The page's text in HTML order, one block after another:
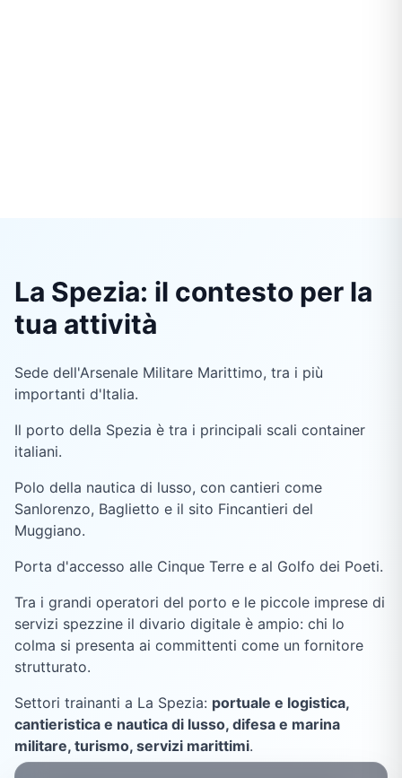
La Spezia: il contesto per la
tua attività
Sede dell'Arsenale Militare Marittimo, tra i più
importanti d'Italia.
Il porto della Spezia è tra i principali scali container
italiani.
Polo della nautica di lusso, con cantieri come
Sanlorenzo, Baglietto e il sito Fincantieri del
Muggiano.
Porta d'accesso alle Cinque Terre e al Golfo dei Poeti.
Tra i grandi operatori del porto e le piccole imprese di
servizi spezzine il divario digitale è ampio: chi lo
colma si presenta ai committenti come un fornitore
strutturato.
Settori trainanti a La Spezia: portuale e logistica,
cantieristica e nautica di lusso, difesa e marina
militare, turismo, servizi marittimi.